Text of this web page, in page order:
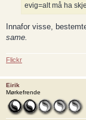
evig=alt må ha
Innafor visse,
same.
Flickr
Eirik
Mørkefrende